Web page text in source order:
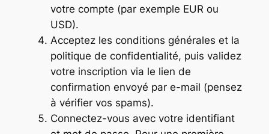
votre compte (par exemple EUR ou
USD).
Acceptez les conditions générales et la
politique de confidentialité, puis validez
votre inscription via le lien de
confirmation envoyé par e-mail (pensez
à vérifier vos spams).
Connectez-vous avec votre identifiant